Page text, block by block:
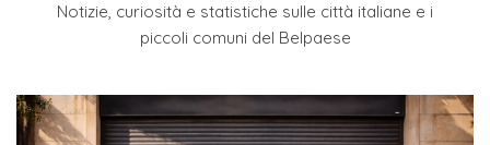
Notizie, curiosità e statistiche sulle città italiane e i
piccoli comuni del Belpaese